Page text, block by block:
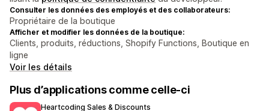
Consulter les données des employés et des collaborateurs:
Propriétaire de la boutique
Afficher et modifier les données de la boutique:
Clients, produits, réductions, Shopify Functions, Boutique en
ligne
Voir les détails
Plus d’applications comme celle-ci
Heartcoding Sales & Discounts